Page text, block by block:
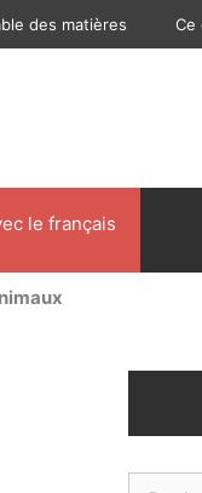
des matières Ce
le français